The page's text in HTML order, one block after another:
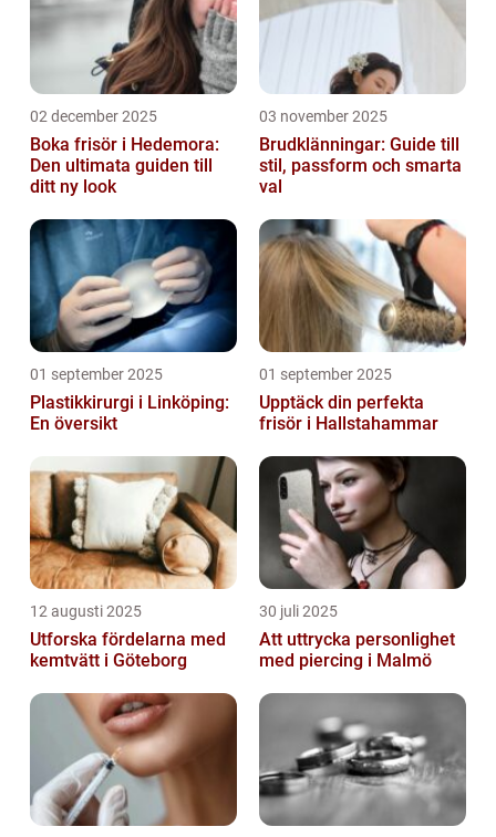
02 december 2025
Boka frisör i Hedemora:
Den ultimata guiden till
ditt ny look
03 november 2025
Brudklänningar: Guide till
stil, passform och smarta
val
01 september 2025
Plastikkirurgi i Linköping:
En översikt
01 september 2025
Upptäck din perfekta
frisör i Hallstahammar
12 augusti 2025
Utforska fördelarna med
kemtvätt i Göteborg
30 juli 2025
Att uttrycka personlighet
med piercing i Malmö